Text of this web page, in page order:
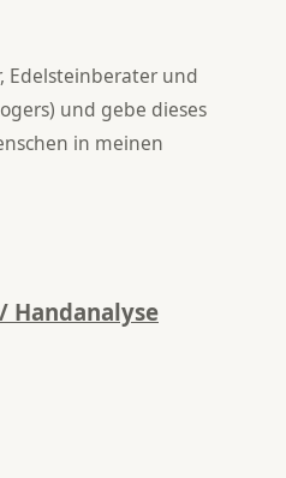
Edelsteinberater und
und gebe dieses
in meinen
Handanalyse